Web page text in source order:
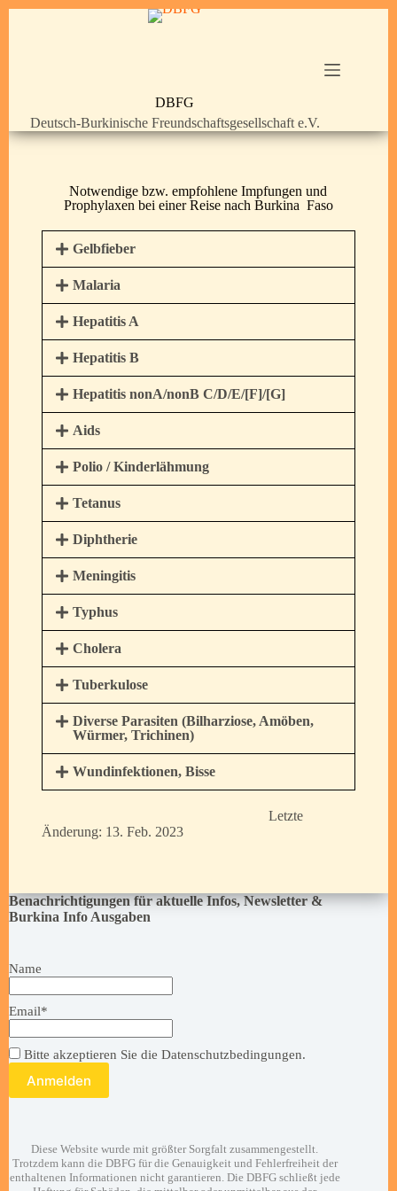
DBFG
Deutsch-Burkinische Freundschaftsgesellschaft e.V.
Notwendige bzw. empfohlene Impfungen und
Prophylaxen bei einer Reise nach Burkina Faso
Gelbfieber
Malaria
Hepatitis A
Hepatitis B
Hepatitis nonA/nonB C/D/E/[F]/[G]
Aids
Polio / Kinderlähmung
Tetanus
Diphtherie
Meningitis
Typhus
Cholera
Tuberkulose
Diverse Parasiten (Bilharziose, Amöben,
Würmer, Trichinen)
Wundinfektionen, Bisse
Letzte
Änderung: 13. Feb. 2023
Benachrichtigungen für aktuelle Infos, Newsletter &
Burkina Info Ausgaben
Name
Email*
Bitte akzeptieren Sie die Datenschutzbedingungen.
Diese Website wurde mit größter Sorgfalt zusammengestellt.
Trotzdem kann die DBFG für die Genauigkeit und Fehlerfreiheit der
enthaltenen Informationen nicht garantieren. Die DBFG schließt jede